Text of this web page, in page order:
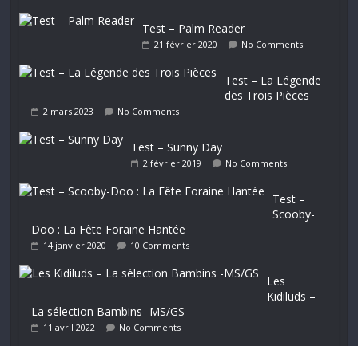
Test – Palm Reader
21 février 2020 No Comments
Test – La Légende
des Trois Pièces
2 mars 2023 No Comments
Test – Sunny Day
2 février 2019 No Comments
Test –
Scooby-
Doo : La Fête Foraine Hantée
14 janvier 2020 10 Comments
Les
Kidiluds –
La sélection Bambins -MS/GS
11 avril 2022 No Comments